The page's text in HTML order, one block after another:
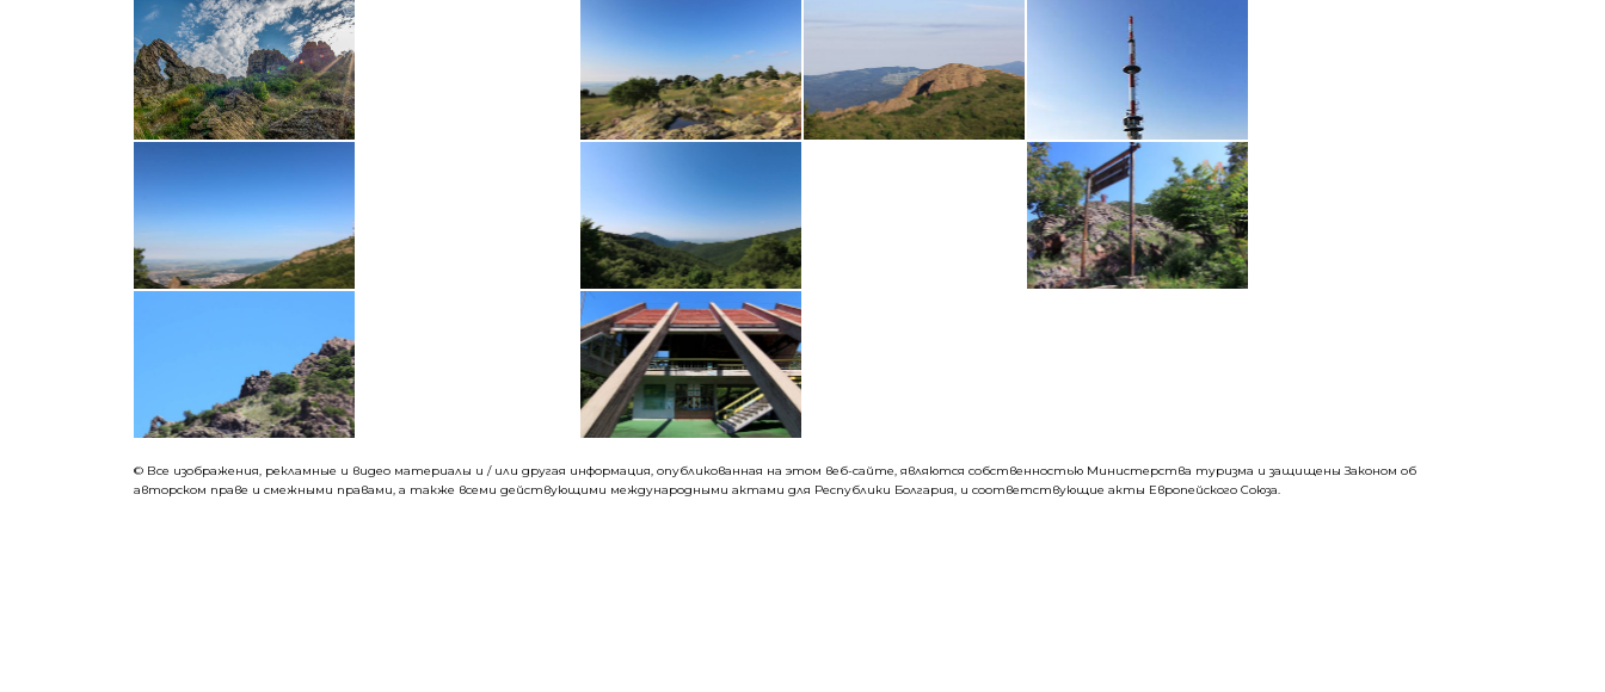
© Все изображения, рекламные и видео материалы и / или другая информация, опубликованная на этом веб-сайте, являются собственностью Министерства туризма и защищены Законом об
авторском праве и смежными правами, а также всеми действующими международными актами для Республики Болгария, и соответствующие акты Европейского Союза.